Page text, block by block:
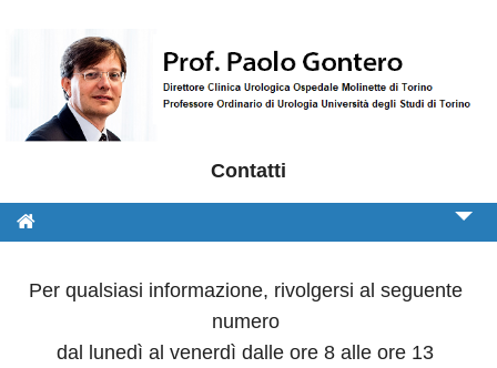
Contatti
Libri e Pubblicazioni
Video
Per qualsiasi informazione, rivolgersi al seguente
numero
dal lunedì al venerdì dalle ore 8 alle ore 13